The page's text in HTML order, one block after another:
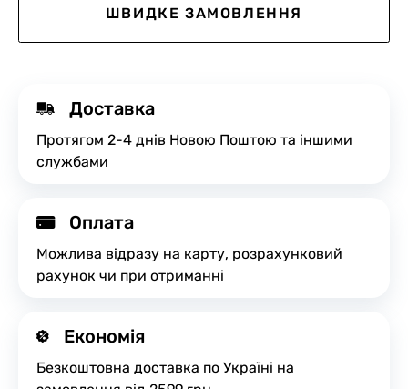
ШВИДКЕ ЗАМОВЛЕННЯ
Доставка
Протягом 2-4 днів Новою Поштою та іншими
службами
Оплата
Можлива відразу на карту, розрахунковий
рахунок чи при отриманні
Економія
Безкоштовна доставка по Україні на